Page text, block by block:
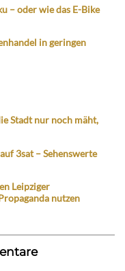
– oder wie das E-Bike
in geringen
Stadt nur noch mäht,
3sat – Sehenswerte
Leipziger
nutzen